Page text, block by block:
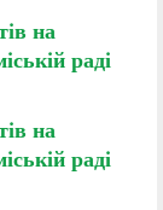
на
раді
на
раді